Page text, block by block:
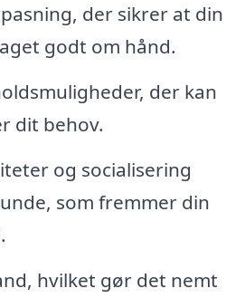
der sikrer at din
godt om hånd.
der kan
dit behov.
og socialisering
som fremmer din
hvilket gør det nemt